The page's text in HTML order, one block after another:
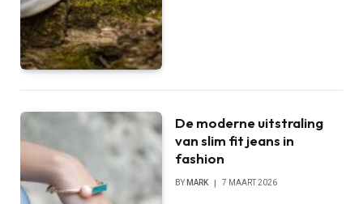
De moderne uitstraling
van slim fit jeans in
fashion
BY MARK 7 MAART 2026